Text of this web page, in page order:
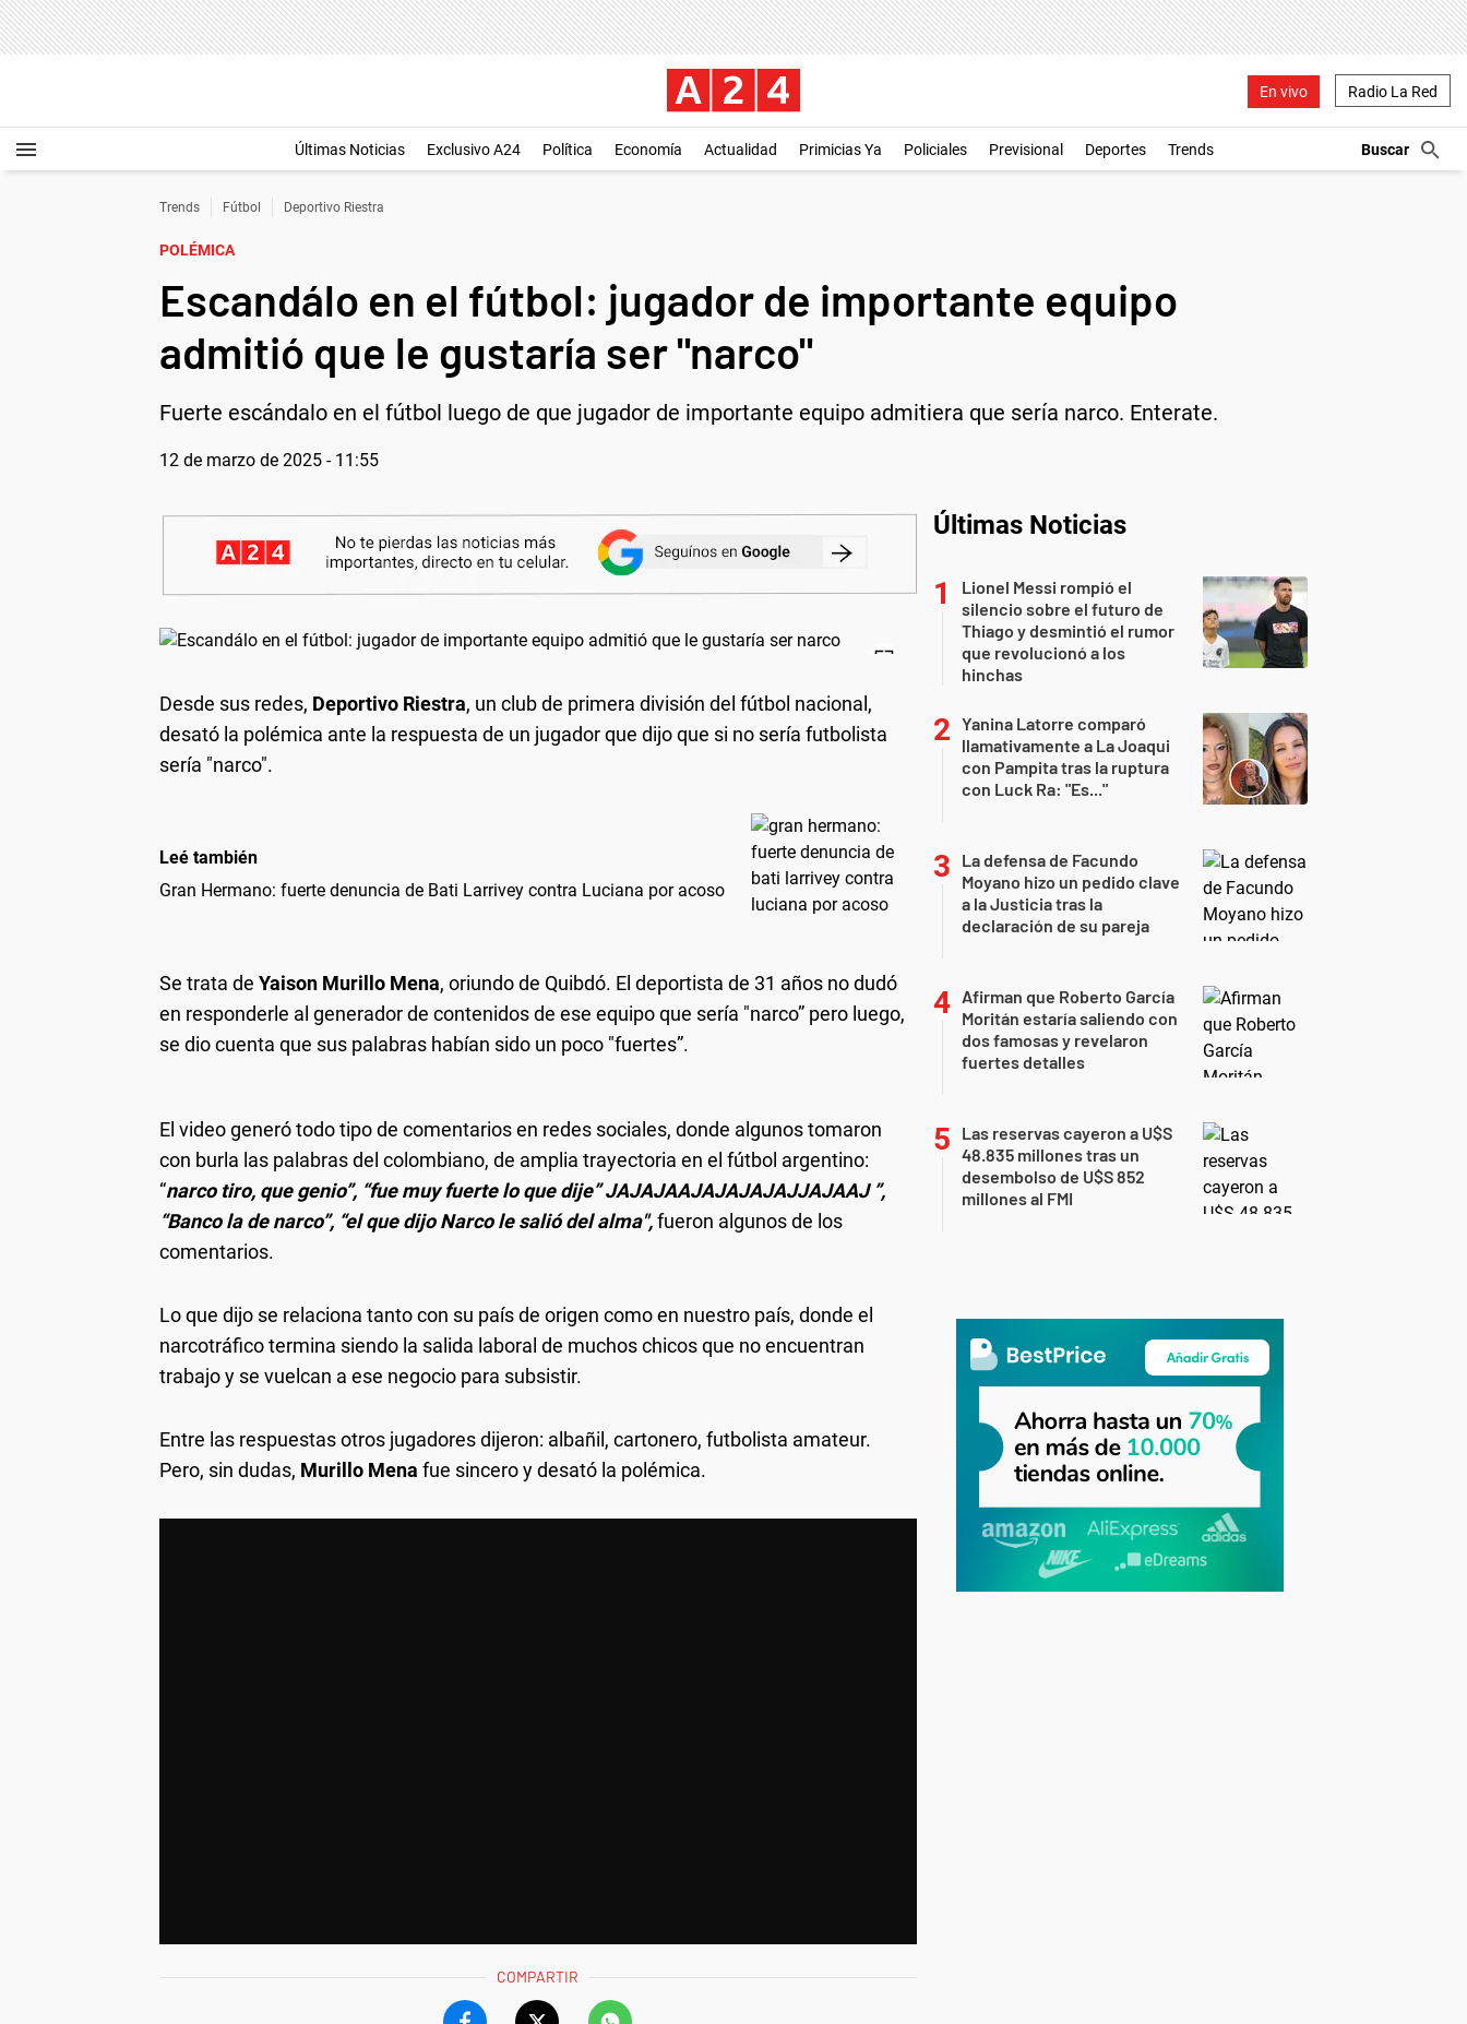
En vivo Radio La Red
Últimas Noticias Exclusivo A24 Política Economía Actualidad Primicias Ya Policiales Previsional Deportes Trends
Trends Fútbol Deportivo Riestra
POLÉMICA
Escandálo en el fútbol: jugador de importante equipo
admitió que le gustaría ser "narco"
Fuerte escándalo en el fútbol luego de que jugador de importante equipo admitiera que sería narco. Enterate.
12 de marzo de 2025 - 11:55
Desde sus redes, Deportivo Riestra, un club de primera división del fútbol nacional,
desató la polémica ante la respuesta de un jugador que dijo que si no sería futbolista
sería "narco".
Leé también
Gran Hermano: fuerte denuncia de Bati Larrivey contra Luciana por acoso
Se trata de Yaison Murillo Mena, oriundo de Quibdó. El deportista de 31 años no dudó
en responderle al generador de contenidos de ese equipo que sería "narco” pero luego,
se dio cuenta que sus palabras habían sido un poco "fuertes”.
El video generó todo tipo de comentarios en redes sociales, donde algunos tomaron
con burla las palabras del colombiano, de amplia trayectoria en el fútbol argentino:
“narco tiro, que genio”, “fue muy fuerte lo que dije” JAJAJAAJAJAJAJAJJAJAAJ ”,
“Banco la de narco”, “el que dijo Narco le salió del alma",fueron algunos de los
comentarios.
Lo que dijo se relaciona tanto con su país de origen como en nuestro país, donde el
narcotráfico termina siendo la salida laboral de muchos chicos que no encuentran
trabajo y se vuelcan a ese negocio para subsistir.
Entre las respuestas otros jugadores dijeron: albañil, cartonero, futbolista amateur.
Pero, sin dudas, Murillo Mena fue sincero y desató la polémica.
COMPARTIR
Últimas Noticias
Lionel Messi rompió el
silencio sobre el futuro de
Thiago y desmintió el rumor
que revolucionó a los
hinchas
Yanina Latorre comparó
llamativamente a La Joaqui
con Pampita tras la ruptura
con Luck Ra: "Es..."
La defensa de Facundo
Moyano hizo un pedido clave
a la Justicia tras la
declaración de su pareja
Afirman que Roberto García
Moritán estaría saliendo con
dos famosas y revelaron
fuertes detalles
Las reservas cayeron a U$S
48.835 millones tras un
desembolso de U$S 852
millones al FMI